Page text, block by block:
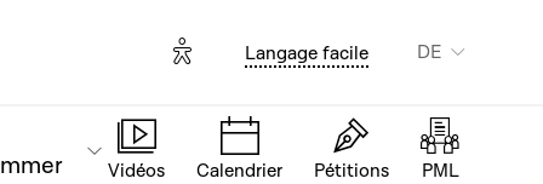
Options d'accessibilité
Langage facile DE
Vidéos Calendrier Pétitions PML